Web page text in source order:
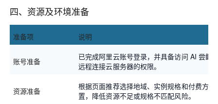
四、资源及环境准备
准备项 说明
账号准备
已完成阿里云账号登录，并具备访问 AI 尝鲜
远程连接云服务器的权限。
资源准备
根据页面推荐选择地域、实例规格和付费方
置，降低资源不足或规格不匹配风险。